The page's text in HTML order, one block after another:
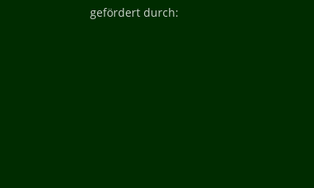
gefördert durch: